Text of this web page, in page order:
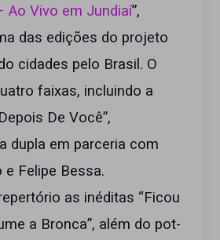
Ao Vivo em Jundiaí”,
das edições do projeto
cidades pelo Brasil. O
faixas, incluindo a
De Você”,
dupla em parceria com
Felipe Bessa.
as inéditas “Ficou
a Bronca”, além do pot-